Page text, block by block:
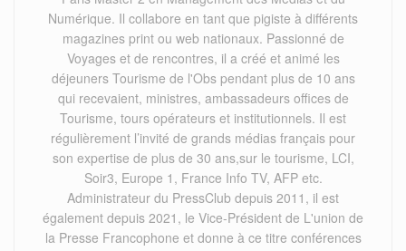
Numérique. Il collabore en tant que pigiste à différents
magazines print ou web nationaux. Passionné de
Voyages et de rencontres, il a créé et animé les
déjeuners Tourisme de l'Obs pendant plus de 10 ans
qui recevaient, ministres, ambassadeurs offices de
Tourisme, tours opérateurs et institutionnels. Il est
régulièrement l’invité de grands médias français pour
son expertise de plus de 30 ans,sur le tourisme, LCI,
Soir3, Europe 1, France Info TV, AFP etc.
Administrateur du PressClub depuis 2011, il est
également depuis 2021, le Vice-Président de L'union de
la Presse Francophone et donne à ce titre conférences